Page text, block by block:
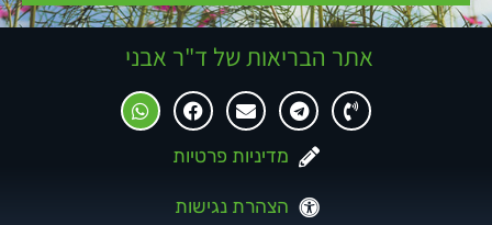
אתר הבריאות של ד"ר אבני
מדיניות פרטיות
הצהרת נגישות